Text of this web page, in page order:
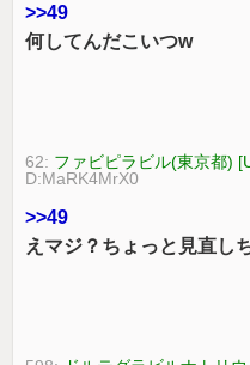
>>49
何してんだこいつw
62: ファビピラビル(東京都)
D:MaRK4MrX0
>>49
えマジ？ちょっと見直し